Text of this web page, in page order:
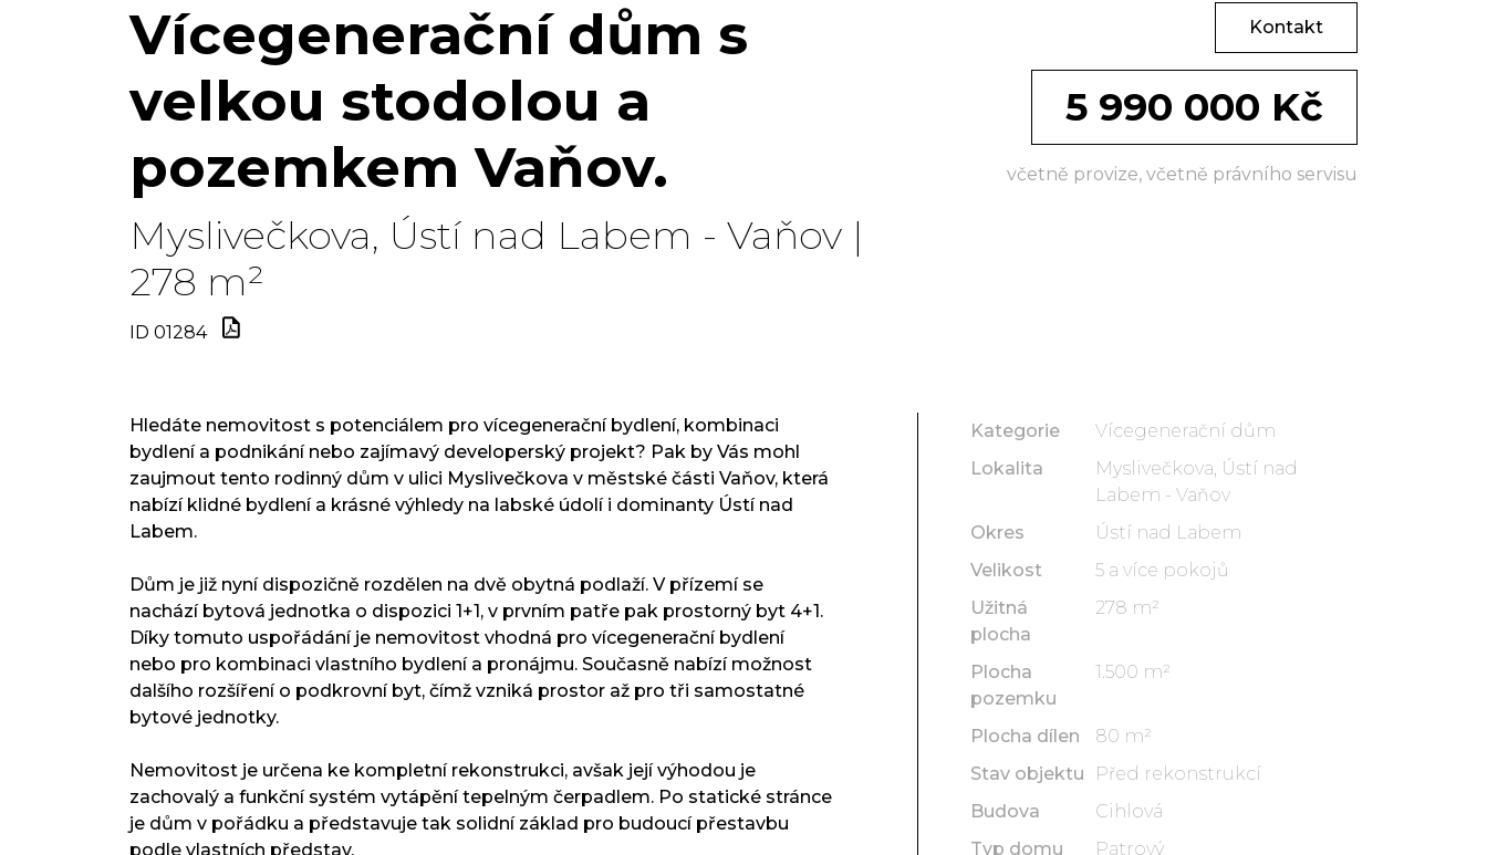
Vícegenerační dům s
velkou stodolou a
pozemkem Vaňov.
Myslivečkova, Ústí nad Labem - Vaňov |
278 m²
ID 01284
Kontakt
5 990 000 Kč
včetně provize, včetně právního servisu
Hledáte nemovitost s potenciálem pro vícegenerační bydlení, kombinaci
bydlení a podnikání nebo zajímavý developerský projekt? Pak by Vás mohl
zaujmout tento rodinný dům v ulici Myslivečkova v městské části Vaňov, která
nabízí klidné bydlení a krásné výhledy na labské údolí i dominanty Ústí nad
Labem.
Dům je již nyní dispozičně rozdělen na dvě obytná podlaží. V přízemí se
nachází bytová jednotka o dispozici 1+1, v prvním patře pak prostorný byt 4+1.
Díky tomuto uspořádání je nemovitost vhodná pro vícegenerační bydlení
nebo pro kombinaci vlastního bydlení a pronájmu. Současně nabízí možnost
dalšího rozšíření o podkrovní byt, čímž vzniká prostor až pro tři samostatné
bytové jednotky.
Nemovitost je určena ke kompletní rekonstrukci, avšak její výhodou je
zachovalý a funkční systém vytápění tepelným čerpadlem. Po statické stránce
je dům v pořádku a představuje tak solidní základ pro budoucí přestavbu
podle vlastních představ.
Kategorie
Vícegenerační dům
Lokalita
Myslivečkova, Ústí nad
Labem - Vaňov
Okres
Ústí nad Labem
Velikost
5 a více pokojů
Užitná
plocha
278 m²
Plocha
pozemku
1.500 m²
Plocha dílen
80 m²
Stav objektu
Před rekonstrukcí
Budova
Cihlová
Typ domu
Patrový